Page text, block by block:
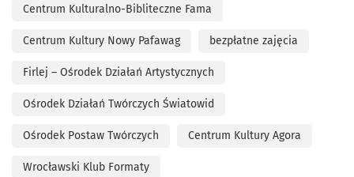
Centrum Kulturalno-Bibliteczne Fama
Centrum Kultury Nowy Pafawag bezpłatne zajęcia
Firlej – Ośrodek Działań Artystycznych
Ośrodek Działań Twórczych Światowid
Ośrodek Postaw Twórczych Centrum Kultury Agora
Wrocławski Klub Formaty